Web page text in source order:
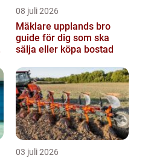
08 juli 2026
Mäklare upplands bro
guide för dig som ska
sälja eller köpa bostad
03 juli 2026